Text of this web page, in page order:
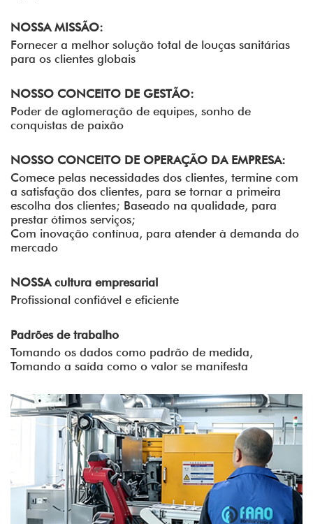
NOSSA MISSÃO:
Fornecer a melhor solução total de louças sanitárias
para os clientes globais
NOSSO CONCEITO DE GESTÃO:
Poder de aglomeração de equipes, sonho de
conquistas de paixão
NOSSO CONCEITO DE OPERAÇÃO DA EMPRESA:
Comece pelas necessidades dos clientes, termine com
a satisfação dos clientes, para se tornar a primeira
escolha dos clientes; Baseado na qualidade, para
prestar ótimos serviços;
Com inovação contínua, para atender à demanda do
mercado
NOSSA cultura empresarial
Profissional confiável e eficiente
Padrões de trabalho
Tomando os dados como padrão de medida,
Tomando a saída como o valor se manifesta